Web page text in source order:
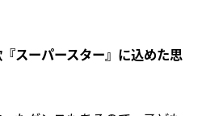
スーパースター』に込めた思